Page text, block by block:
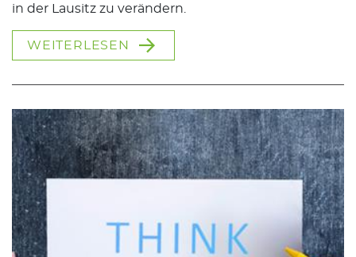
in der Lausitz zu verändern.
WEITERLESEN